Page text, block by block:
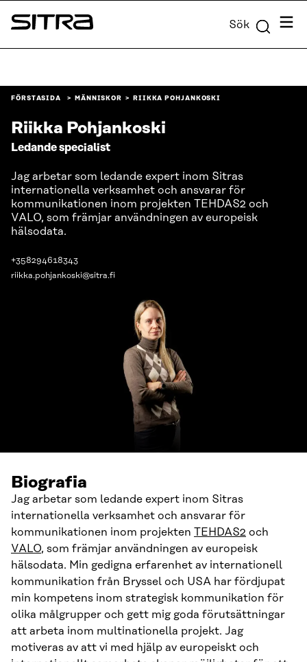
Skip to
content
Sitra Sök Meny
FÖRSTASIDA MÄNNISKOR RIIKKA POHJANKOSKI
Riikka Pohjankoski
Ledande specialist
Jag arbetar som ledande expert inom Sitras
internationella verksamhet och ansvarar för
kommunikationen inom projekten TEHDAS2 och
VALO, som främjar användningen av europeisk
hälsodata.
+358294618343
riikka.pohjankoski@sitra.fi
Biografia
Jag arbetar som ledande expert inom Sitras
internationella verksamhet och ansvarar för
kommunikationen inom projekten TEHDAS2 och
VALO, som främjar användningen av europeisk
hälsodata. Min gedigna erfarenhet av internationell
kommunikation från Bryssel och USA har fördjupat
min kompetens inom strategisk kommunikation för
olika målgrupper och gett mig goda förutsättningar
att arbeta inom multinationella projekt. Jag
motiveras av att vi med hjälp av europeiskt och